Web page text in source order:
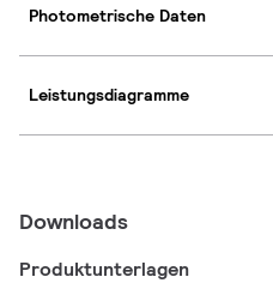
Photometrische Daten
Leistungsdiagramme
Downloads
Produktunterlagen